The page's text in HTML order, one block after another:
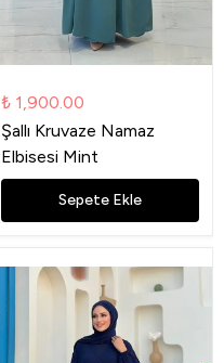
₺ 1,900.00
Şallı Kruvaze Namaz
Elbisesi Mint
Sepete Ekle